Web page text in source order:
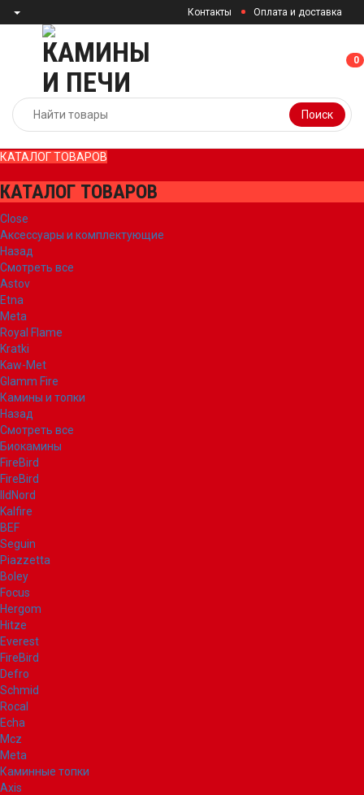
Контакты Оплата и доставка
Поиск
00
КАТАЛОГ ТОВАРОВ
КАТАЛОГ ТОВАРОВ
Close
Аксессуары и комплектующие
Назад
Смотреть все
Astov
Etna
Meta
Royal Flame
Kratki
Kaw-Met
Glamm Fire
Камины и топки
Назад
Смотреть все
Биокамины
FireBird
FireBird
IldNord
Kalfire
BEF
Seguin
Piazzetta
Boley
Focus
Hergom
Hitze
Everest
FireBird
Defro
Schmid
Rocal
Echa
Mcz
Meta
Каминные топки
Axis